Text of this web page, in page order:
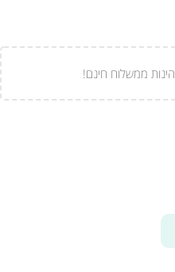
ממשלוח חינם!